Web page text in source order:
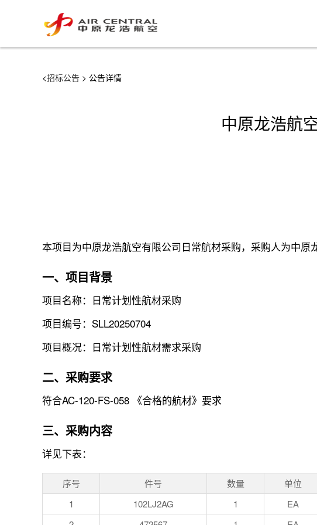
<招标公告 > 公告详情
中原龙浩航
本项目为中原龙浩航空有限公司日常航材采购，采购人为中原
一、项目背景
项目名称：日常计划性航材采购
项目编号：SLL20250704
项目概况：日常计划性航材需求采购
二、采购要求
符合AC-120-FS-058 《合格的航材》要求
三、采购内容
详见下表：
序号 件号 数量 单位
1
102LJ2AG 1
EA